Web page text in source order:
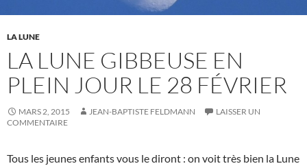
LA LUNE
LA LUNE GIBBEUSE EN
PLEIN JOUR LE 28 FÉVRIER
MARS 2, 2015 JEAN-BAPTISTE FELDMANN
LAISSER UN
COMMENTAIRE
Tous les jeunes enfants vous le diront : on voit très bien la Lune